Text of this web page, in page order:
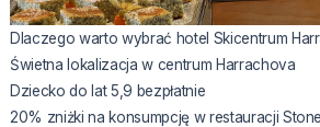
Dlaczego warto wybrać hotel Skicentrum
Świetna lokalizacja w centrum Harrachova
Dziecko do lat 5,9 bezpłatnie
20% zniżki na konsumpcję w restauracji Stone